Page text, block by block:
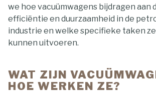
we hoe vacuümwagens bijdragen aan
efficiëntie en duurzaamheid in de
industrie en welke specifieke taken
kunnen uitvoeren.
WAT ZIJN
HOE WERKEN ZE?